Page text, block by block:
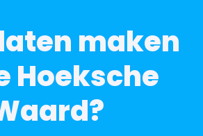
maken
Hoeksche